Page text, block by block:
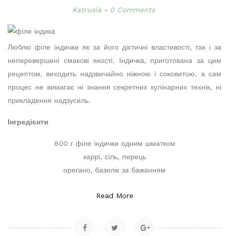
Katrusia 0 Comments
Люблю філе індички як за його дієтичні властивості, так і за
неперевершені смакові якості. Індичка, приготована за цим
рецептом, виходить надзвичайно ніжною і соковитою, а сам
процес не вимагає ні знання секретних кулінарних технік, ні
прикладення надзусиль.
Інгредієнти
800 г філе індички одним шматком
каррі, сіль, перець
орегано, базилік за бажанням
Read More